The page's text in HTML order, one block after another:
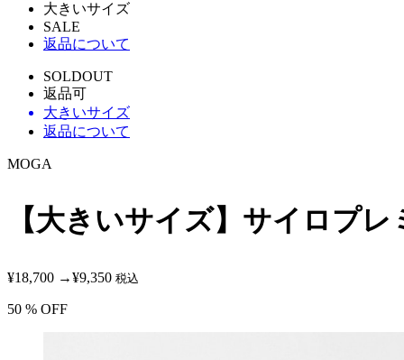
大きいサイズ
SALE
返品について
SOLDOUT
返品可
大きいサイズ
返品について
MOGA
【大きいサイズ】サイロプ
¥18,700 →¥9,350 税込
50 % OFF